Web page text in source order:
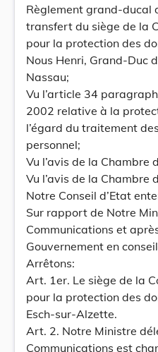
Règlement grand-
transfert du siège de la
pour la protection des
Nous Henri, Grand-Duc
Nassau;
Vu l’article 34
2002 relative à la
l’égard du traitement
personnel;
Vu l’avis de la Chambre
Vu l’avis de la Chambre
Notre Conseil d’Etat
Sur rapport de Notre
Communications et
Gouvernement en
Arrêtons:
Art. 1er. Le siège de la
pour la protection des
Esch-sur-Alzette.
Art. 2. Notre Ministre
Communications est